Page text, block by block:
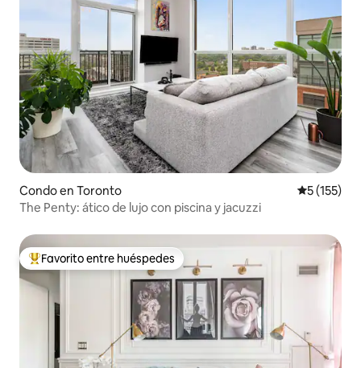
Condo en Toronto
5 (155)
The Penty: ático de lujo con piscina y jacuzzi
Favorito entre huéspedes preferido
Favorito entre huéspedes